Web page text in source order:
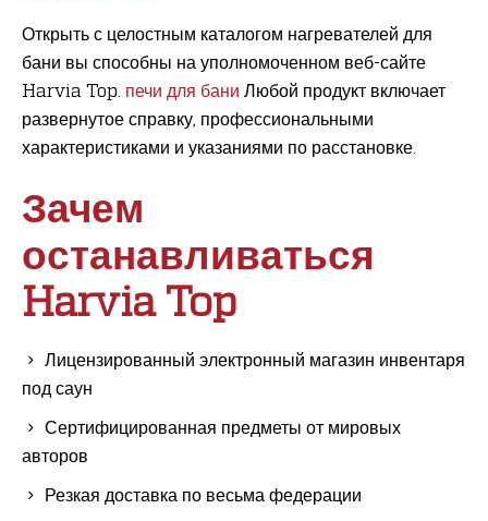
Открыть с целостным каталогом нагревателей для
бани вы способны на уполномоченном веб-сайте
Harvia Top. печи для бани Любой продукт включает
развернутое справку, профессиональными
характеристиками и указаниями по расстановке.
Зачем
останавливаться
Harvia Top
Лицензированный электронный магазин инвентаря
под саун
Сертифицированная предметы от мировых
авторов
Резкая доставка по весьма федерации